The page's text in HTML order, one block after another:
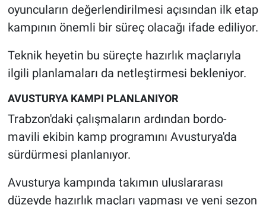
oyuncuların değerlendirilmesi açısından ilk etap
kampının önemli bir süreç olacağı ifade ediliyor.
Teknik heyetin bu süreçte hazırlık maçlarıyla
ilgili planlamaları da netleştirmesi bekleniyor.
AVUSTURYA KAMPI PLANLANIYOR
Trabzon'daki çalışmaların ardından bordo-
mavili ekibin kamp programını Avusturya'da
sürdürmesi planlanıyor.
Avusturya kampında takımın uluslararası
düzeyde hazırlık maçları yapması ve yeni sezon